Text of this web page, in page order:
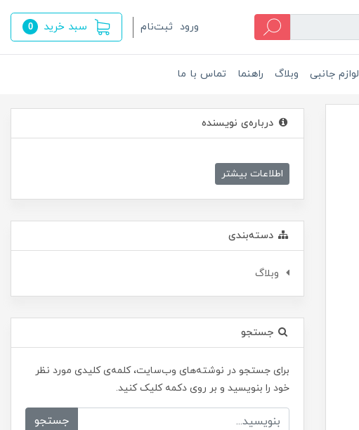
ورود ثبت‌نام سبد خرید 0
لوازم جانبی وبلاگ راهنما تماس با ما
درباره‌ی نویسنده
اطلاعات بیشتر
دسته‌بندی
وبلاگ
جستجو
برای جستجو در نوشته‌های وب‌سایت، کلمه‌ی کلیدی مورد نظر
خود را بنویسید و بر روی دکمه کلیک کنید.
جستجو